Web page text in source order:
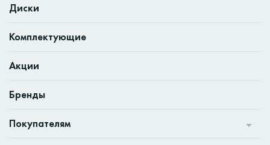
Диски
Комплектующие
Акции
Бренды
Покупателям